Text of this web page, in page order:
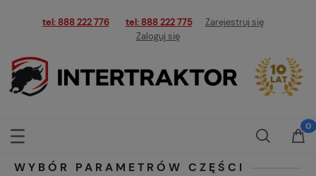
tel: 888 222 776 tel: 888 222 775
Zarejestruj się
Zaloguj się
WYBÓR PARAMETRÓW CZĘŚCI